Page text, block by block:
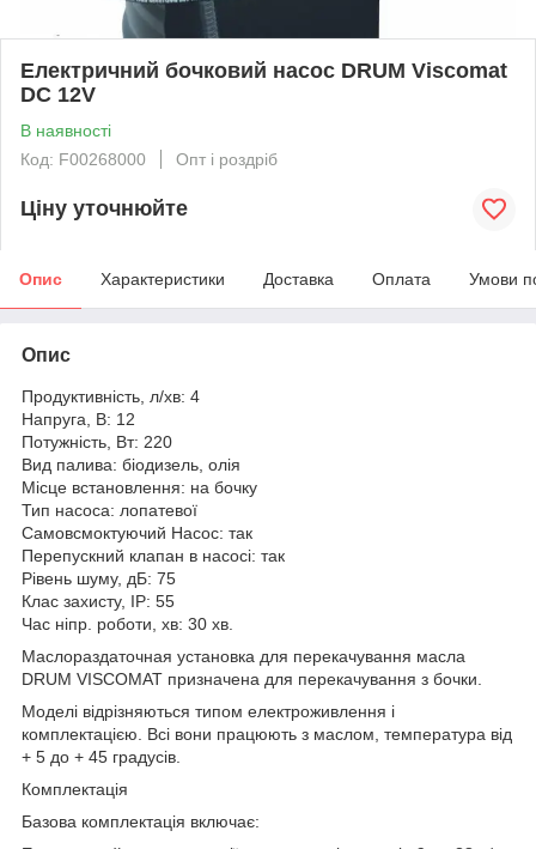
Електричний бочковий насос DRUM Viscomat
DC 12V
В наявності
Код: F00268000
Опт і роздріб
Ціну уточнюйте
Опис Характеристики Доставка Оплата Умови
Опис
Продуктивність, л/хв: 4
Напруга, В: 12
Потужність, Вт: 220
Вид палива: біодизель, олія
Місце встановлення: на бочку
Тип насоса: лопатевої
Самовсмоктуючий Насос: так
Перепускний клапан в насосі: так
Рівень шуму, дБ: 75
Клас захисту, IP: 55
Час ніпр. роботи, хв: 30 хв.
Маслораздаточная установка для перекачування масла
DRUM VISCOMAT призначена для перекачування з бочки.
Моделі відрізняються типом електроживлення і
комплектацією. Всі вони працюють з маслом, температура від
+ 5 до + 45 градусів.
Комплектація
Базова комплектація включає: